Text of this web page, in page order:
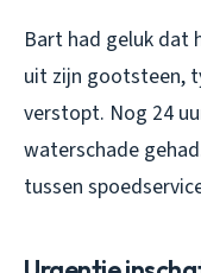
Bart had geluk dat
uit zijn gootsteen,
verstopt. Nog 24
waterschade
tussen